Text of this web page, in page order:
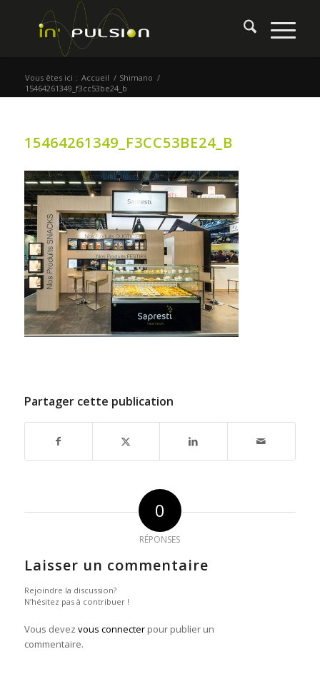
Vous êtes ici : Accueil / Shimano /
15464261349_f3cc53be24_b
15464261349_F3CC53BE24_B
Partager cette publication
0
RÉPONSES
Laisser un commentaire
Rejoindre la discussion?
N’hésitez pas à contribuer !
Vous devez vous connecterpour publier un
commentaire.